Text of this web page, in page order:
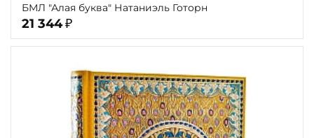
БМЛ "Алая буква" Натаниэль Готорн
21 344 ₽